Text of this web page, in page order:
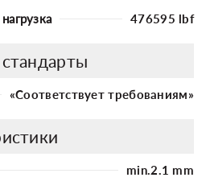
476595 lbf
«Соответствует требованиям»
min.2.1 mm